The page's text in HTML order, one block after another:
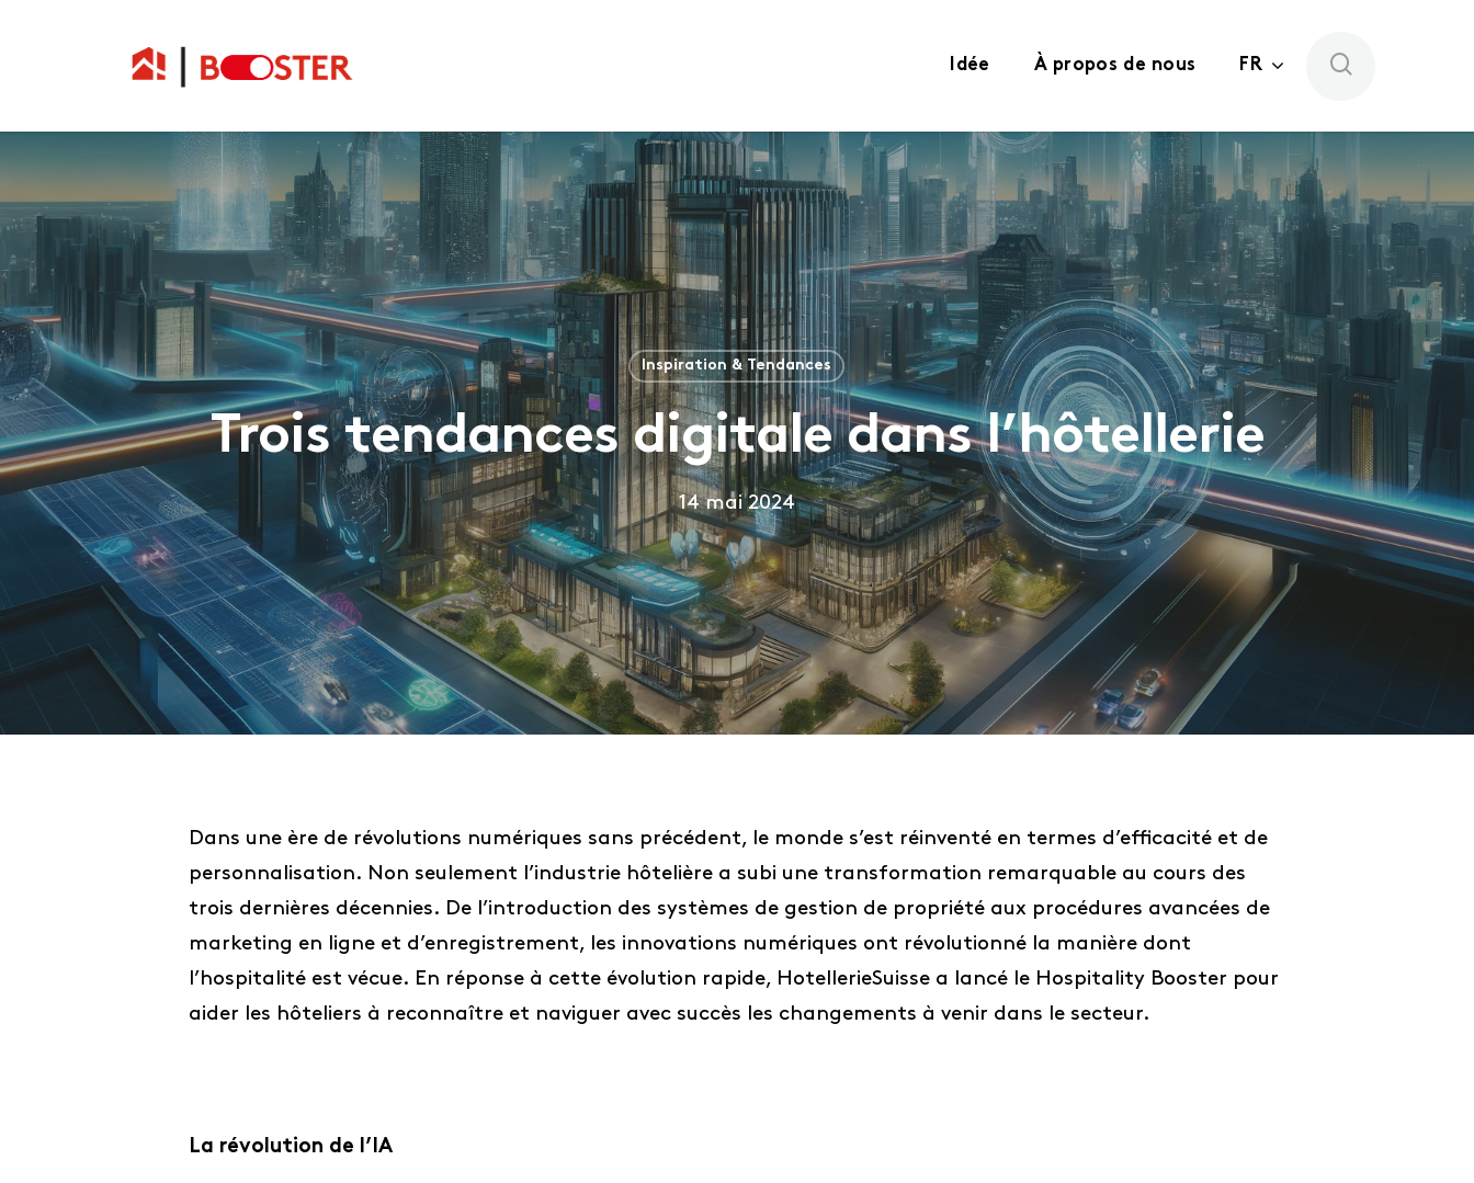
Idée À propos de nous FR
Inspiration & Tendances
Trois tendances digitale dans l’hôtellerie
14 mai 2024
Dans une ère de révolutions numériques sans précédent, le monde s’est réinventé en termes d’efficacité et de
personnalisation. Non seulement l’industrie hôtelière a subi une transformation remarquable au cours des
trois dernières décennies. De l’introduction des systèmes de gestion de propriété aux procédures avancées de
marketing en ligne et d’enregistrement, les innovations numériques ont révolutionné la manière dont
l’hospitalité est vécue. En réponse à cette évolution rapide, HotellerieSuisse a lancé le Hospitality Booster pour
aider les hôteliers à reconnaître et naviguer avec succès les changements à venir dans le secteur.
La révolution de l’IA